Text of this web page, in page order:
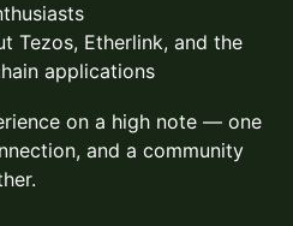
Tezos, Etherlink, and the
applications
on a high note — one
and a community